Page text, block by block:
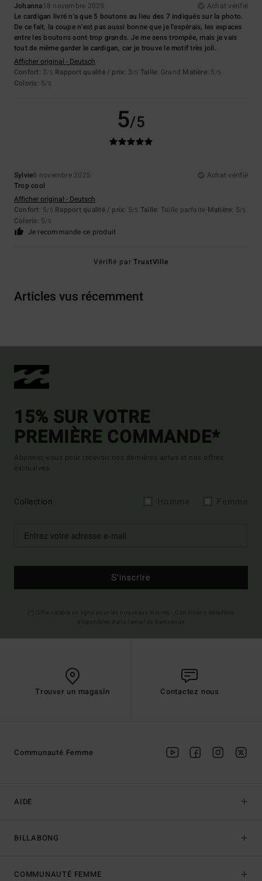
Johanna18 novembre 2025
Achat vérifié
Le cardigan livré n'a que 5 boutons au lieu des 7 indiqués sur la photo.
De ce fait, la coupe n'est pas aussi bonne que je l'espérais, les espaces
entre les boutons sont trop grands. Je me sens trompée, mais je vais
tout de même garder le cardigan, car je trouve le motif très joli.
Afficher original - Deutsch
Confort: 3/5 Rapport qualité / prix: 3/5 Taille: Grand Matière: 5 /5
Coloris: 5/5
5/5
Sylvie8 novembre 2025
Achat vérifié
Trop cool
Afficher original - Deutsch
Confort: 5/5 Rapport qualité / prix: 5/5 Taille: Taille parfaite Matière: 5/5
Coloris: 5/5
Je recommande ce produit
Vérifié parTrustVille
Articles vus récemment
15% SUR VOTRE
PREMIÈRE COMMANDE*
Abonnez-vous pour recevoir nos dernières actus et nos offres
exclusives.
Collection
S'inscrire
Trouver un magasin Contactez nous
AIDE
BILLABONG
Communauté Femme
COMMUNAUTÉ FEMME